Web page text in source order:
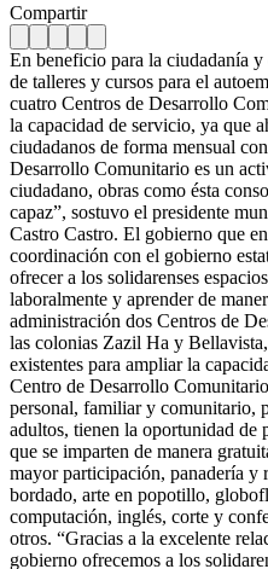
Compartir
En beneficio para la ciudadanía
de talleres y cursos para el
cuatro Centros de Desarrollo
la capacidad de servicio, ya que
ciudadanos de forma mensual
Desarrollo Comunitario es un
ciudadano, obras como ésta
capaz”, sostuvo el presidente
Castro Castro. El gobierno que
coordinación con el gobierno
ofrecer a los solidarenses
laboralmente y aprender de
administración dos Centros de
las colonias Zazil Ha y
existentes para ampliar la
Centro de Desarrollo
personal, familiar y comunitario,
adultos, tienen la oportunidad de
que se imparten de manera
mayor participación, panadería y
bordado, arte en popotillo,
computación, inglés, corte y
otros. “Gracias a la excelente
gobierno ofrecemos a los